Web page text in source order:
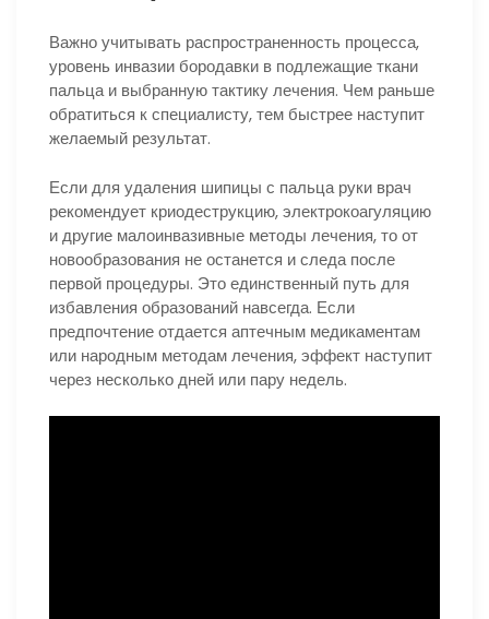
Важно учитывать распространенность процесса,
уровень инвазии бородавки в подлежащие ткани
пальца и выбранную тактику лечения. Чем раньше
обратиться к специалисту, тем быстрее наступит
желаемый результат.
Если для удаления шипицы с пальца руки врач
рекомендует криодеструкцию, электрокоагуляцию
и другие малоинвазивные методы лечения, то от
новообразования не останется и следа после
первой процедуры. Это единственный путь для
избавления образований навсегда. Если
предпочтение отдается аптечным медикаментам
или народным методам лечения, эффект наступит
через несколько дней или пару недель.